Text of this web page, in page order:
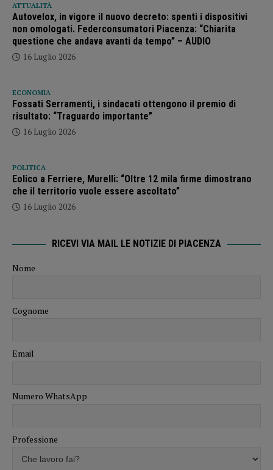
ATTUALITÀ
Autovelox, in vigore il nuovo decreto: spenti i dispositivi
non omologati. Federconsumatori Piacenza: “Chiarita
questione che andava avanti da tempo” – AUDIO
16 Luglio 2026
ECONOMIA
Fossati Serramenti, i sindacati ottengono il premio di
risultato: “Traguardo importante”
16 Luglio 2026
POLITICA
Eolico a Ferriere, Murelli: “Oltre 12 mila firme dimostrano
che il territorio vuole essere ascoltato”
16 Luglio 2026
RICEVI VIA MAIL LE NOTIZIE DI PIACENZA
Nome
Cognome
Email
Numero WhatsApp
Professione